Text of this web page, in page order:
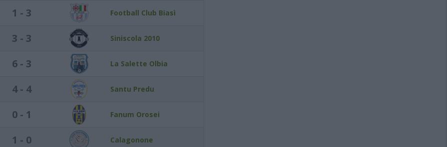
1 - 3 Football Club Biasì
3 - 3 Siniscola 2010
6 - 3 La Salette Olbia
4 - 4 Santu Predu
0 - 1 Fanum Orosei
1 - 0 Calagonone